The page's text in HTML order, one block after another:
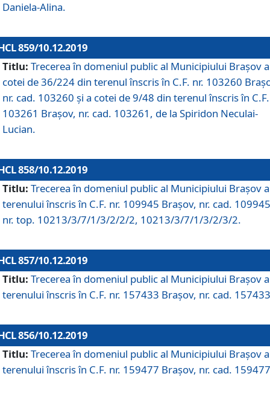
Daniela-Alina.
859/10.12.2019
Titlu: Trecerea în domeniul public al Municipiului Braşov a
cotei de 36/224 din terenul înscris în C.F. nr. 103260
nr. cad. 103260 și a cotei de 9/48 din terenul înscris în
103261 Brașov, nr. cad. 103261, de la Spiridon Neculai-
Lucian.
858/10.12.2019
Titlu: Trecerea în domeniul public al Municipiului Braşov a
terenului înscris în C.F. nr. 109945 Brașov, nr. cad.
nr. top. 10213/3/7/1/3/2/2/2, 10213/3/7/1/3/2/3/2.
857/10.12.2019
Titlu: Trecerea în domeniul public al Municipiului Braşov a
terenului înscris în C.F. nr. 157433 Brașov, nr. cad.
856/10.12.2019
Titlu: Trecerea în domeniul public al Municipiului Braşov a
terenului înscris în C.F. nr. 159477 Brașov, nr. cad.